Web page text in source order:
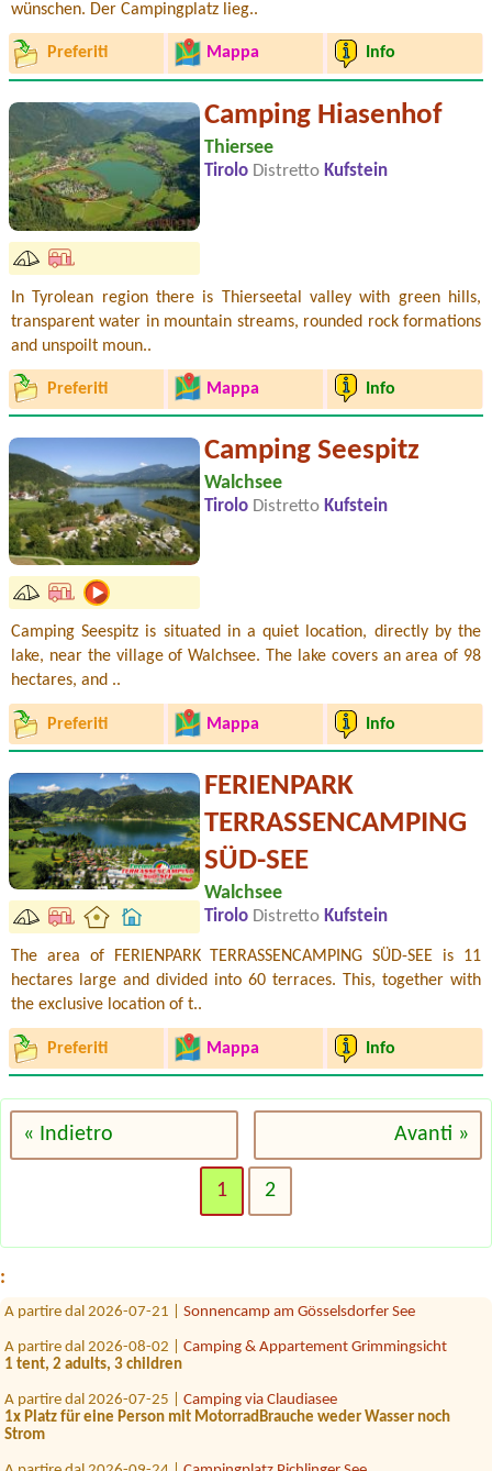
wünschen. Der Campingplatz lieg..
Preferiti Mappa Info
Camping Hiasenhof
Thiersee
Tirolo Distretto Kufstein
In Tyrolean region there is Thierseetal valley with green hills,
transparent water in mountain streams, rounded rock formations
and unspoilt moun..
Preferiti Mappa Info
Camping Seespitz
Walchsee
Tirolo Distretto Kufstein
Camping Seespitz is situated in a quiet location, directly by the
lake, near the village of Walchsee. The lake covers an area of 98
hectares, and ..
Preferiti Mappa Info
FERIENPARK
TERRASSENCAMPING
SÜD-SEE
Walchsee
Tirolo Distretto Kufstein
The area of FERIENPARK TERRASSENCAMPING SÜD-SEE is 11
hectares large and divided into 60 terraces. This, together with
the exclusive location of t..
Preferiti Mappa Info
« Indietro Avanti »
1 2
:
Strandcafé Leimüller Camping
1xPlatz für 3 Erwachsene, 1 Hund
A partire dal 2026-07-21 | Sonnencamp am Gösselsdorfer See
A partire dal 2026-08-02 | Camping & Appartement Grimmingsicht
1 tent, 2 adults, 3 children
A partire dal 2026-07-25 | Camping via Claudiasee
1x Platz für eine Person mit MotorradBrauche weder Wasser noch
Strom
A partire dal 2026-09-24 | Campingplatz Pichlinger See